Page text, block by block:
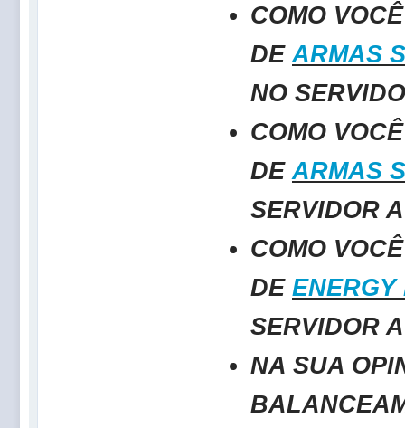
COMO
DE ARMAS
NO
COMO
DE ARMAS
SERVIDOR
COMO
DE ENERGY
SERVIDOR
NA SUA